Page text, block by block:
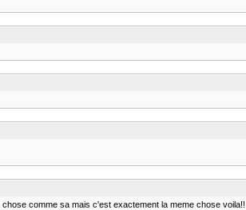
comme sa mais c'est exactement la meme chose voila!!